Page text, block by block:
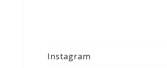
Instagram